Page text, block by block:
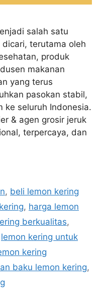
salah satu
terutama oleh
produk
makanan
yang terus
pasokan stabil,
ke seluruh Indonesia.
& agen grosir jeruk
terpercaya, dan
, beli lemon kering
, harga lemon
berkualitas,
lemon kering untuk
kering
baku lemon kering,